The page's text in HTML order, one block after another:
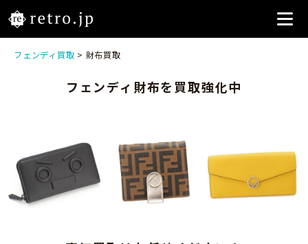
フェンディ買取 > 財布買取
フェンディ財布を買取強化中